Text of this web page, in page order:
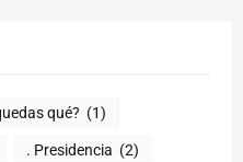
qué? (1)
. Presidencia (2)